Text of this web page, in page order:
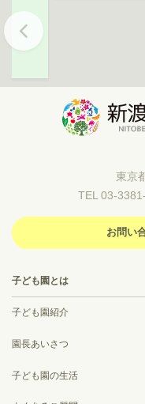
Previous
東京
TEL 03-
お問い
子ども園とは
子ども園紹介
園長あいさつ
子ども園の生活